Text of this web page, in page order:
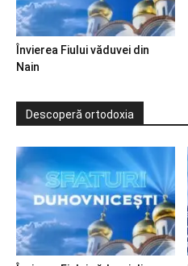
Învierea Fiului văduvei din
Nain
Descoperă ortodoxia